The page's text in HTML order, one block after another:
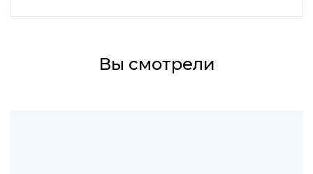
Вы смотрели